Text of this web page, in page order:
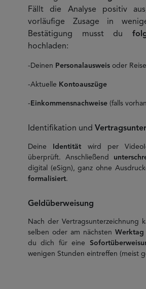
Fällt die Analyse positiv
vorläufige Zusage in
Bestätigung musst du
hochladen:
-Deinen Personalausweis oder
-Aktuelle Kontoauszüge
- Einkommensnachweise (falls
Identifikation und
Deine Identität wird per
überprüft. Anschließend
digital (eSign), ganz ohne
formalisiert.
Geldüberweisung
Nach der Vertragsunterzeichnung
selben oder am nächsten Werktag
du dich für eine
wenigen Stunden eintreffen (meist